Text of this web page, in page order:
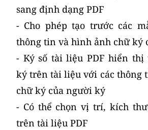
sang định dạng PDF
- Cho phép tạo trước các
thông tin và hình ảnh chữ ký
- Ký số tài liệu PDF hiển thị
ký trên tài liệu với các thông
chữ ký của người ký
- Có thể chọn vị trí, kích
trên tài liệu PDF